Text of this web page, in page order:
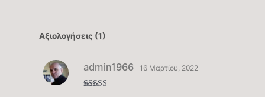
61/51
Αξιολογήσεις (1)
admin1966 16 Μαρτίου, 2022